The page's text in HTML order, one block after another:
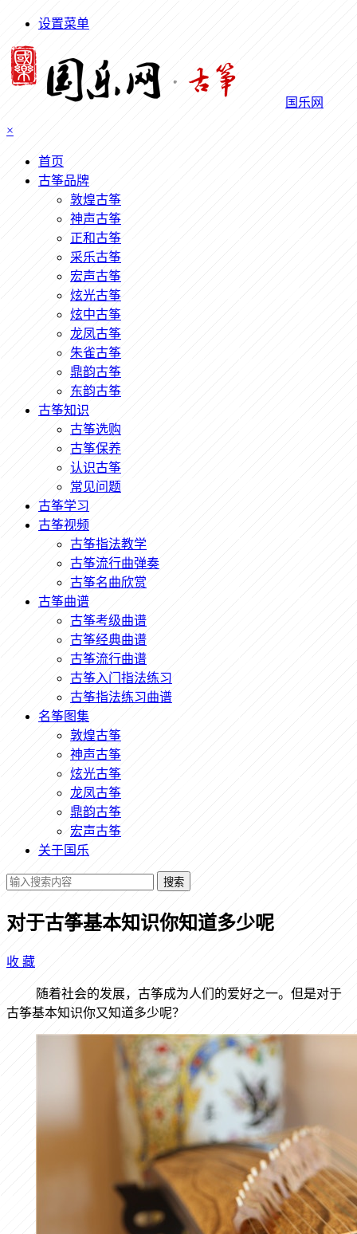
设置菜单
国乐网
×
首页
古筝品牌
敦煌古筝
神声古筝
正和古筝
采乐古筝
宏声古筝
炫光古筝
炫中古筝
龙凤古筝
朱雀古筝
鼎韵古筝
东韵古筝
古筝知识
古筝选购
古筝保养
认识古筝
常见问题
古筝学习
古筝视频
古筝指法教学
古筝流行曲弹奏
古筝名曲欣赏
古筝曲谱
古筝考级曲谱
古筝经典曲谱
古筝流行曲谱
古筝入门指法练习
古筝指法练习曲谱
名筝图集
敦煌古筝
神声古筝
炫光古筝
龙凤古筝
鼎韵古筝
宏声古筝
关于国乐
搜索
对于古筝基本知识你知道多少呢
收 藏
随着社会的发展，古筝成为人们的爱好之一。但是对于
古筝基本知识你又知道多少呢？